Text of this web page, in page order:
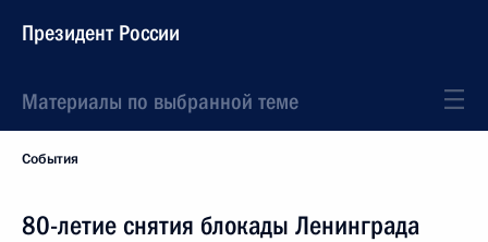
Президент России
Материалы по выбранной теме
События
80-летие снятия блокады Ленинграда